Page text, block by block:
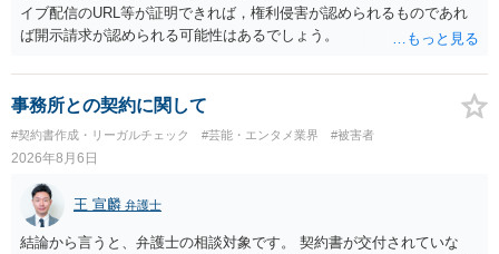
イブ配信のURL等が証明できれば，権利侵害が認められるものであれ
ば開示請求が認められる可能性はあるでしょう。
事務所との契約に関して
#契約書作成・リーガルチェック #芸能・エンタメ業界 #被害者
2026年8月6日
王 宣麟 弁護士
結論から言うと、弁護士の相談対象です。 契約書が交付されていな